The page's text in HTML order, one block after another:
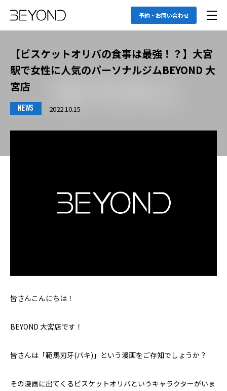
予約・お問い合わせ
【ビスケットオリバの食事は最強！？】大宮
駅で女性に人気のパーソナルジムBEYOND 大
宮店
NEWS 2022.10.15
皆さんこんにちは！
BEYOND 大宮店です！
皆さんは「範馬刃牙(バキ)」という漫画をご存知でしょうか？
その漫画に出てくるビスケットオリバというキャラクターがいま